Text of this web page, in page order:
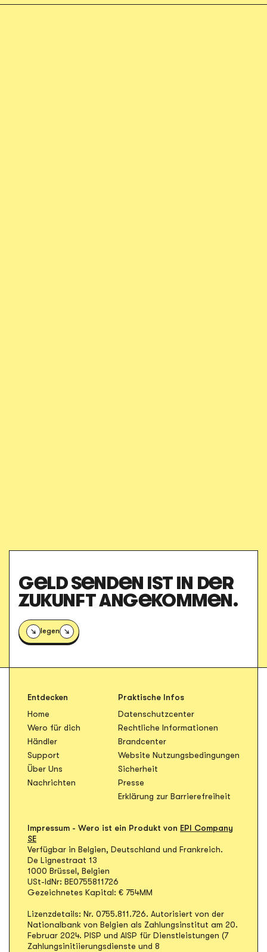
GELD SENDEN IST IN DER
ZUKUNFT ANGEKOMMEN.
Loslegen
Entdecken
Home
Wero für dich
Händler
Support
Über Uns
Nachrichten Öffnet in neuem Tab
Praktische Infos
Datenschutzcenter
Rechtliche Informationen
BrandcenterÖffnet in neuem Tab
Website Nutzungsbedingungen
Sicherheit
Presse
Erklärung zur Barrierefreiheit
Impressum - Wero ist ein Produkt von EPI Company
SE
Verfügbar in Belgien, Deutschland und Frankreich.
De Lignestraat 13
1000 Brüssel, Belgien
USt-IdNr: BE0755811726
Gezeichnetes Kapital: € 754MM
Lizenzdetails: Nr. 0755.811.726. Autorisiert von der
Nationalbank von Belgien als Zahlungsinstitut am 20.
Februar 2024. PISP und AISP für Dienstleistungen (7
Zahlungsinitiierungsdienste und 8